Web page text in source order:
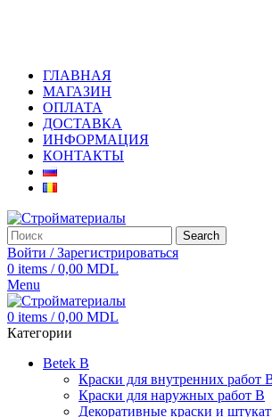
ГЛАВНАЯ
МАГАЗИН
ОПЛАТА
ДОСТАВКА
ИНФОРМАЦИЯ
КОНТАКТЫ
Search
Войти / Зарегистрироваться
0 items / 0,00 MDL
Menu
0 items / 0,00 MDL
Категории
Betek B
Краски для внутренних работ
Краски для наружных работ B
Декоративные краски и